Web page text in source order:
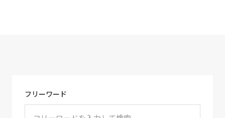
フリーワード